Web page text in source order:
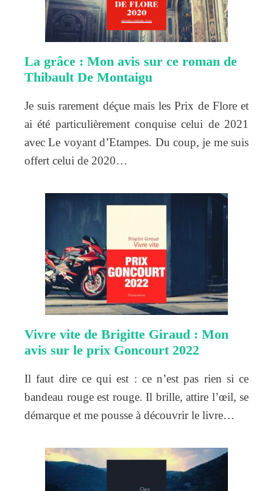
La grâce : Mon avis sur ce roman de
Thibault De Montaigu
Je suis rarement déçue mais les Prix de Flore et
ai été particulièrement conquise celui de 2021
avec Le voyant d’Etampes. Du coup, je me suis
offert celui de 2020…
Vivre vite de Brigitte Giraud : Mon
avis sur le prix Goncourt 2022
Il faut dire ce qui est : ce n’est pas rien si ce
bandeau rouge est rouge. Il brille, attire l’œil, se
démarque et me pousse à découvrir le livre…